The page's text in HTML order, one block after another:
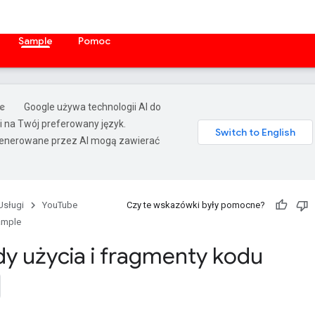
Sample Pomoc
Google używa technologii AI do
na Twój preferowany język.
przez AI mogą zawierać
YouTube
Czy te wskazówki były pomocne?
użycia i fragmenty kodu